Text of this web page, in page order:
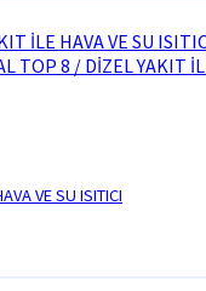
VE SU ISITICI